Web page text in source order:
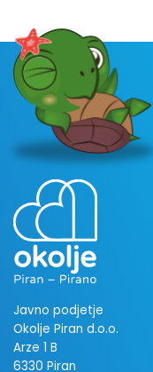
Javno podjetje
Okolje Piran d.o.o.
Arze 1 B
6330 Piran